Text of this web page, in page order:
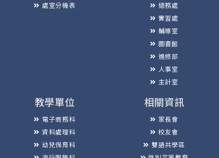
處室分機表
總務處
實習處
輔導室
圖書館
進修部
人事室
主計室
教學單位
電子商務科
資料處理科
幼兒保育科
相關資訊
家長會
校友會
雙語共學區